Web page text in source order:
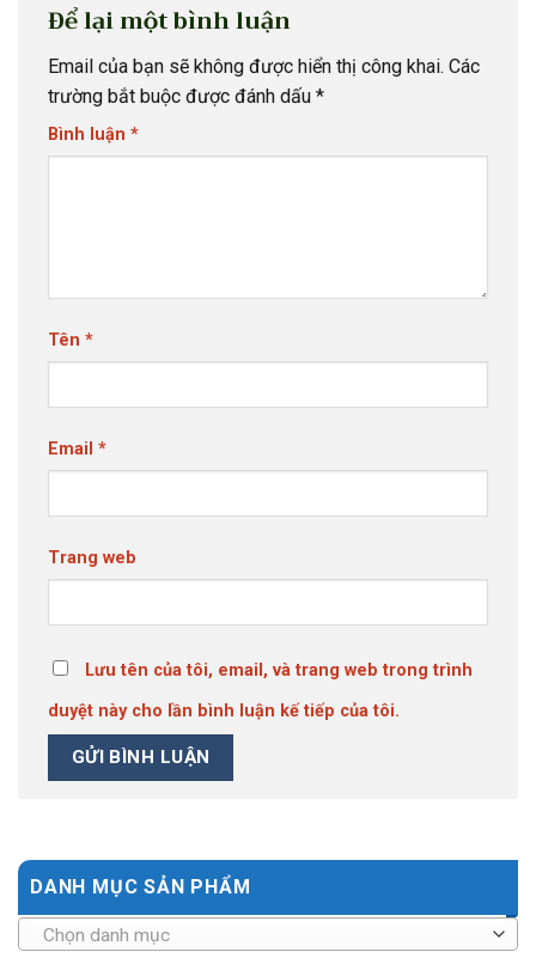
Để lại một bình luận
Email của bạn sẽ không được hiển thị công khai. Các
trường bắt buộc được đánh dấu *
Bình luận *
Tên *
Email *
Trang web
Lưu tên của tôi, email, và trang web trong trình
duyệt này cho lần bình luận kế tiếp của tôi.
DANH MỤC SẢN PHẨM
Chọn danh mục